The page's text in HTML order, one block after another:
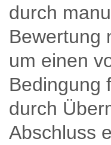
durch
Bewertung
um einen
Bedingung
durch
Abschluss